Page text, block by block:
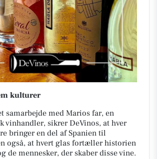
kulturer
samarbejde med Marios far, en
vinhandler, sikrer DeVinos, at hver
bringer en del af Spanien til
også, at hvert glas fortæller historien
de mennesker, der skaber disse vine.